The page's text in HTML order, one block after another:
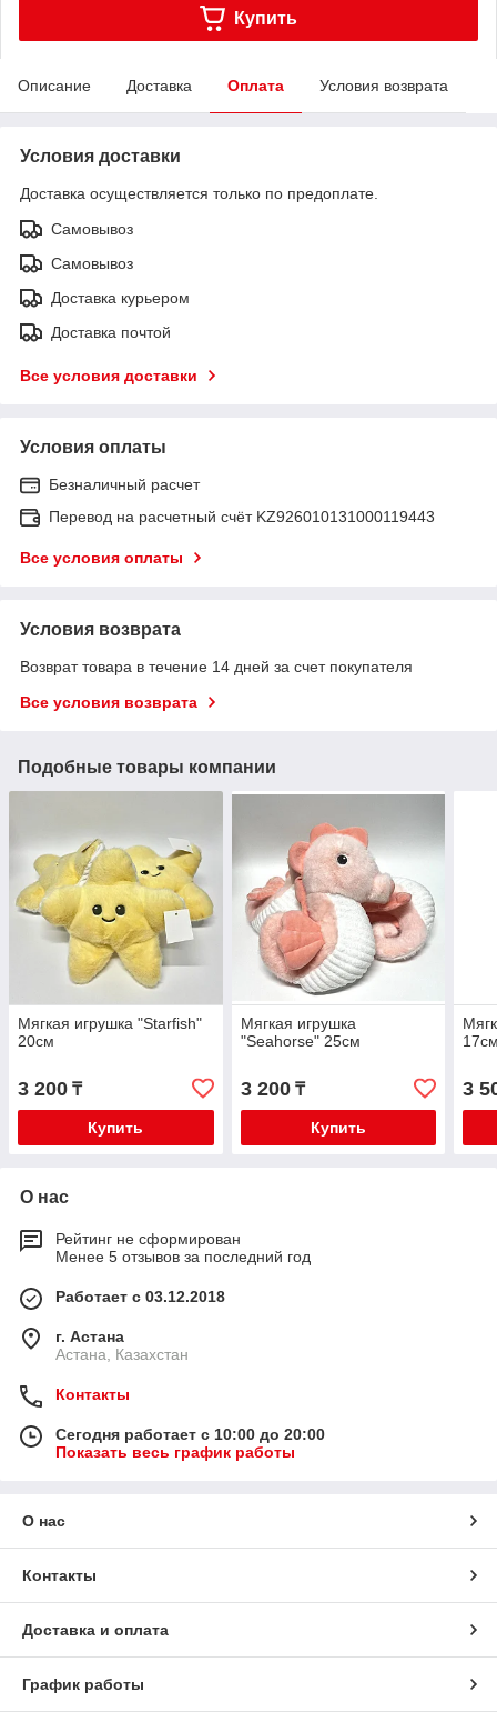
Купить
Описание Доставка Оплата Условия возврата
Условия доставки
Доставка осуществляется только по предоплате.
Самовывоз
Самовывоз
Доставка курьером
Доставка почтой
Все условия доставки
Условия оплаты
Безналичный расчет
Перевод на расчетный счёт KZ926010131000119443
Все условия оплаты
Условия возврата
Возврат товара в течение 14 дней за счет покупателя
Все условия возврата
Подобные товары компании
Мягкая игрушка "Starfish"
20см
3 200 ₸
Купить
Мягкая игрушка
"Seahorse" 25см
3 200₸
Купить
3
О нас
Рейтинг не сформирован
Менее 5 отзывов за последний год
Работает с 03.12.2018
г. Астана
Астана, Казахстан
Контакты
Сегодня работает с 10:00 до 20:00
Показать весь график работы
О нас
Контакты
Доставка и оплата
График работы